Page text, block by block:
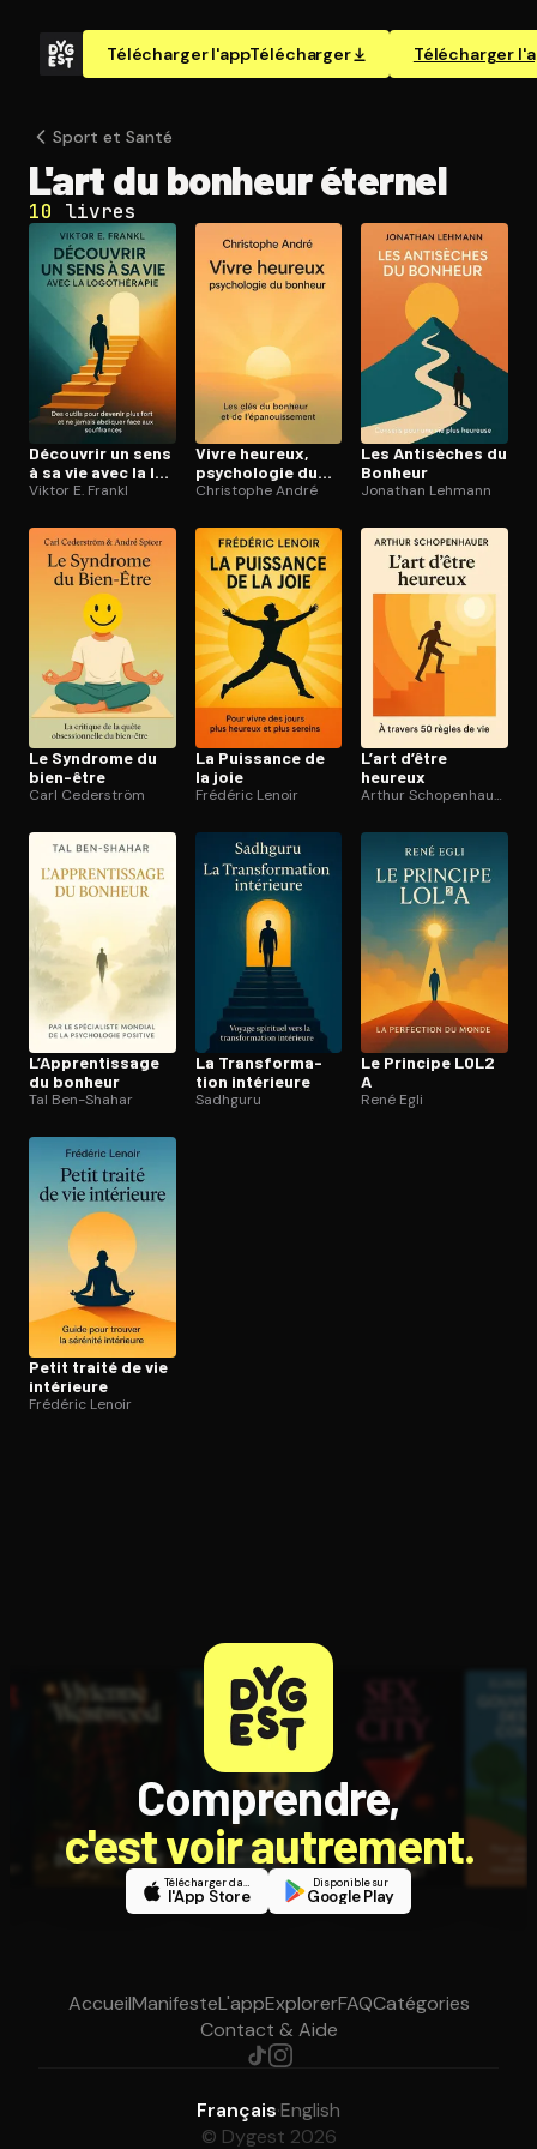
Télécharger l'appTélécharger Télécharger
Ouvre l'app Appareil photo, pointe sur le code. C'est gratuit à
Sport et Santé
L'art du bonheur éternel
10 livres
Découvrir un sens
à sa vie avec la lo­
go­thé­ra­pie
Viktor E. Frankl
Vivre heureux,
psychologie du
bonheur
Christophe André
Les Antisèches du
Bonheur
Jonathan Lehmann
Le Syndrome du
bien-être
Carl Cederström
La Puissance de
la joie
Frédéric Lenoir
L’art d’être
heureux
Arthur Schopenhauer
L’Ap­pren­tis­sage
du bonheur
Tal Ben-Shahar
La Trans­for­ma­
tion intérieure
Sadhguru
Le Principe LOL2
A
René Egli
Petit traité de vie
intérieure
Frédéric Lenoir
Comprendre,
c'est voir autrement.
Télécharger dans
l'App Store
Disponible sur
Google Play
AccueilManifesteL'appExplorerFAQCatégories
Contact & Aide
Français·English
© Dygest 2026